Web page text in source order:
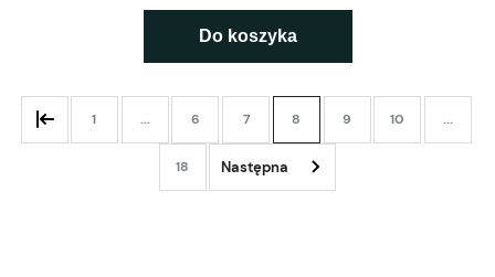
Do koszyka
1 ... 6 7 8 9 10 ...
18